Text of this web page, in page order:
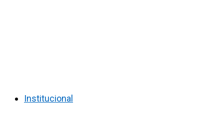
Institucional